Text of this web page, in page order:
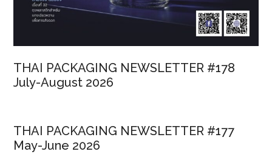
THAI PACKAGING NEWSLETTER #178
July-August 2026
THAI PACKAGING NEWSLETTER #177
May-June 2026